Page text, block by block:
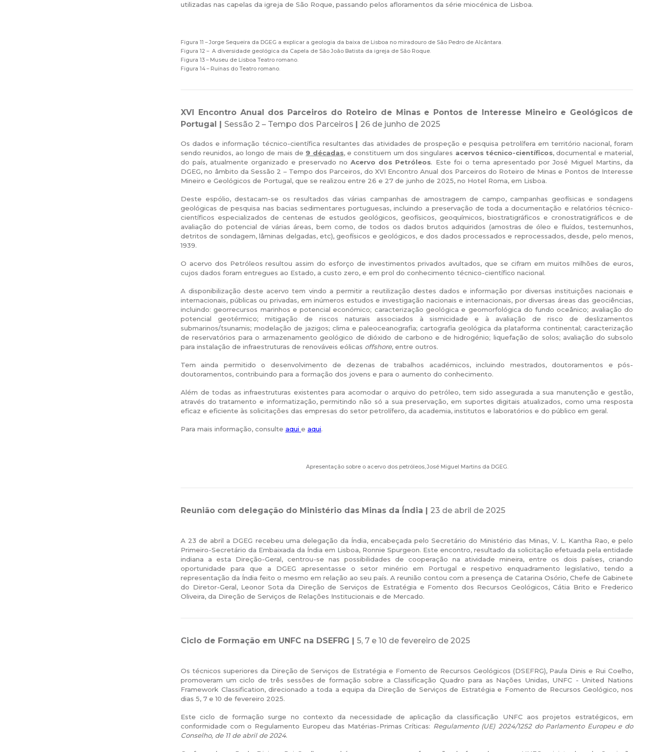
utilizadas nas capelas da igreja de São Roque, passando pelos afloramentos da série miocénica de Lisboa.
Figura 11 – Jorge Sequeira da DGEG a explicar a geologia da baixa de Lisboa no miradouro de São Pedro de Alcântara.
Figura 12 – A diversidade geológica da Capela de São João Batista da igreja de São Roque.
Figura 13 – Museu de Lisboa Teatro romano.
Figura 14 – Ruínas do Teatro romano.
XVI Encontro Anual dos Parceiros do Roteiro de Minas e Pontos de Interesse Mineiro e Geológicos de
Portugal | Sessão 2 – Tempo dos Parceiros | 26 de junho de 2025
Os dados e informação técnico-científica resultantes das atividades de prospeção e pesquisa petrolífera em território nacional, foram
sendo reunidos, ao longo de mais de 9 décadas, e constituem um dos singulares acervos técnico-científicos, documental e material,
do país, atualmente organizado e preservado noAcervo dos Petróleos. Este foi o tema apresentado por José Miguel Martins, da
DGEG, no âmbito da Sessão 2 – Tempo dos Parceiros, do XVI Encontro Anual dos Parceiros do Roteiro de Minas e Pontos de Interesse
Mineiro e Geológicos de Portugal, que se realizou entre 26 e 27 de junho de 2025, no Hotel Roma, em Lisboa.
Deste espólio, destacam-se os resultados das várias campanhas de amostragem de campo, campanhas geofísicas e sondagens
geológicas de pesquisa nas bacias sedimentares portuguesas, incluindo a preservação de toda a documentação e relatórios técnico-
científicos especializados de centenas de estudos geológicos, geofísicos, geoquímicos, biostratigráficos e cronostratigráficos e de
avaliação do potencial de várias áreas, bem como, de todos os dados brutos adquiridos (amostras de óleo e fluídos, testemunhos,
detritos de sondagem, lâminas delgadas, etc), geofísicos e geológicos, e dos dados processados e reprocessados, desde, pelo menos,
1939.
O acervo dos Petróleos resultou assim do esforço de investimentos privados avultados, que se cifram em muitos milhões de euros,
cujos dados foram entregues ao Estado, a custo zero, e em prol do conhecimento técnico-científico nacional.
A disponibilização deste acervo tem vindo a permitir a reutilização destes dados e informação por diversas instituições nacionais e
internacionais, públicas ou privadas, em inúmeros estudos e investigação nacionais e internacionais, por diversas áreas das geociências,
incluindo: georrecursos marinhos e potencial económico; caracterização geológica e geomorfológica do fundo oceânico; avaliação do
potencial geotérmico; mitigação de riscos naturais associados à sismicidade e à avaliação de risco de deslizamentos
submarinos/tsunamis; modelação de jazigos; clima e paleoceanografia; cartografia geológica da plataforma continental; caracterização
de reservatórios para o armazenamento geológico de dióxido de carbono e de hidrogénio; liquefação de solos; avaliação do subsolo
para instalação de infraestruturas de renováveis eólicas offshore, entre outros.
Tem ainda permitido o desenvolvimento de dezenas de trabalhos académicos, incluindo mestrados, doutoramentos e pós-
doutoramentos, contribuindo para a formação dos jovens e para o aumento do conhecimento.
Além de todas as infraestruturas existentes para acomodar o arquivo do petróleo, tem sido assegurada a sua manutenção e gestão,
através do tratamento e informatização, permitindo não só a sua preservação, em suportes digitais atualizados, como uma resposta
eficaz e eficiente às solicitações das empresas do setor petrolífero, da academia, institutos e laboratórios e do público em geral.
Para mais informação, consulte aqui e aqui.
Apresentação sobre o acervo dos petróleos, José Miguel Martins da DGEG.
Reunião com delegação do Ministério das Minas da Índia | 23 de abril de 2025
A 23 de abril a DGEG recebeu uma delegação da Índia, encabeçada pelo Secretário do Ministério das Minas, V. L. Kantha Rao, e pelo
Primeiro-Secretário da Embaixada da Índia em Lisboa, Ronnie Spurgeon. Este encontro, resultado da solicitação efetuada pela entidade
indiana a esta Direção-Geral, centrou-se nas possibilidades de cooperação na atividade mineira, entre os dois países, criando
oportunidade para que a DGEG apresentasse o setor minério em Portugal e respetivo enquadramento legislativo, tendo a
representação da Índia feito o mesmo em relação ao seu país. A reunião contou com a presença de Catarina Osório, Chefe de Gabinete
do Diretor-Geral, Leonor Sota da Direção de Serviços de Estratégia e Fomento dos Recursos Geológicos, Cátia Brito e Frederico
Oliveira, da Direção de Serviços de Relações Institucionais e de Mercado.
Ciclo de Formação em UNFC na DSEFRG | 5, 7 e 10 de fevereiro de 2025
Os técnicos superiores da Direção de Serviços de Estratégia e Fomento de Recursos Geológicos (DSEFRG), Paula Dinis e Rui Coelho,
promoveram um ciclo de três sessões de formação sobre a Classificação Quadro para as Nações Unidas, UNFC - United Nations
Framework Classification, direcionado a toda a equipa da Direção de Serviços de Estratégia e Fomento de Recursos Geológico, nos
dias 5, 7 e 10 de fevereiro 2025.
Este ciclo de formação surge no contexto da necessidade de aplicação da classificação UNFC aos projetos estratégicos, em
conformidade com o Regulamento Europeu das Matérias-Primas Críticas: Regulamento (UE) 2024/1252 do Parlamento Europeu e do
Conselho, de 11 de abril de 2024.